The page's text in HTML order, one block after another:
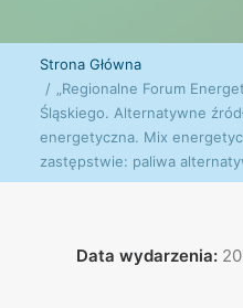
Strona Główna
„Regionalne Forum
Śląskiego. Alternatywne
energetyczna. Mix
zastępstwie: paliwa
Data wydarzenia: